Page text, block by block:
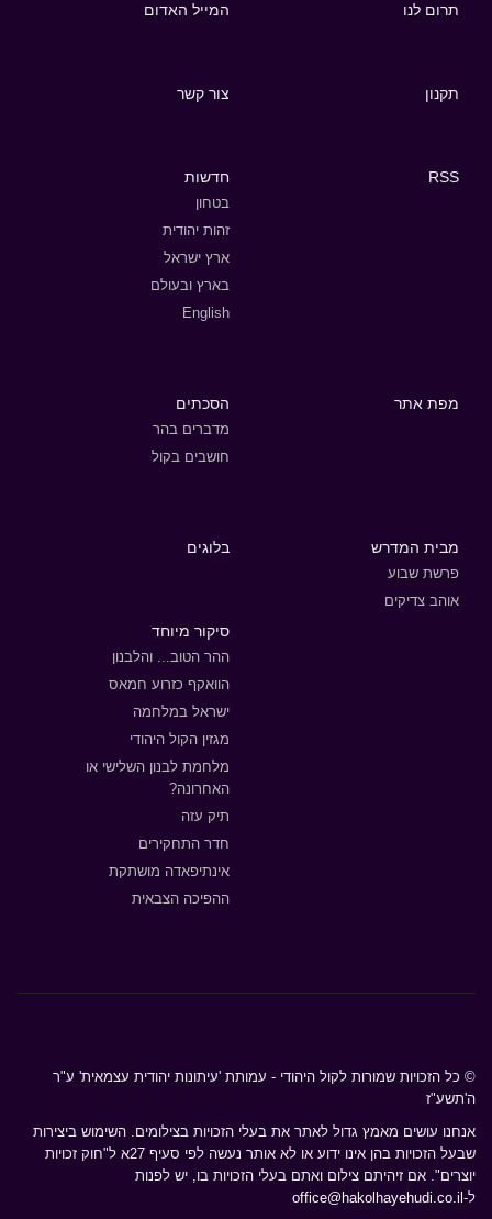
תרום לנו המייל האדום
תקנון צור קשר
RSS חדשות
בטחון
זהות יהודית
ארץ ישראל
בארץ ובעולם
English
מפת אתר הסכתים
מדברים בהר
חושבים בקול
מבית המדרש
פרשת שבוע
אוהב צדיקים
בלוגים
סיקור מיוחד
ההר הטוב... והלבנון
הוואקף כזרוע חמאס
ישראל במלחמה
מגזין הקול היהודי
מלחמת לבנון השלישי או
האחרונה?
תיק עזה
חדר התחקירים
אינתיפאדה מושתקת
ההפיכה הצבאית
© כל הזכויות שמורות לקול היהודי - עמותת 'עיתונות יהודית עצמאית' ע"ר
ה'תשע"ז
אנחנו עושים מאמץ גדול לאתר את בעלי הזכויות בצילומים. השימוש ביצירות
שבעל הזכויות בהן אינו ידוע או לא אותר נעשה לפי סעיף 27א ל"חוק זכויות
יוצרים". אם זיהיתם צילום ואתם בעלי הזכויות בו, יש לפנות
ל- office@hakolhayehudi.co.il